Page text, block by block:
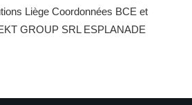
Liège Coordonnées BCE et
GROUP SRL ESPLANADE